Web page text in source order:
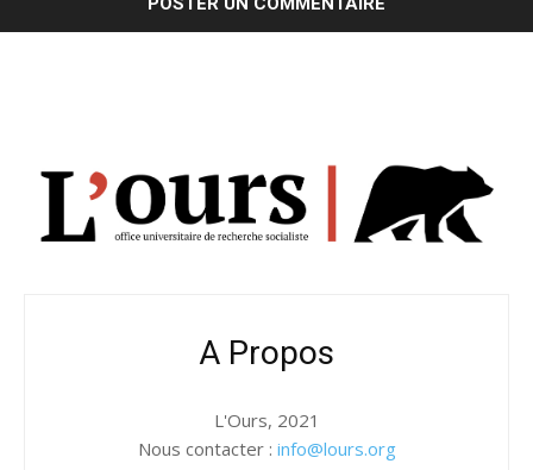
A Propos
L'Ours, 2021
Nous contacter : info@lours.org